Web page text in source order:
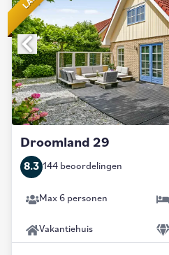
Droomland 29
8.3 144 beoordelingen
Max 6 personen
Vakantiehuis